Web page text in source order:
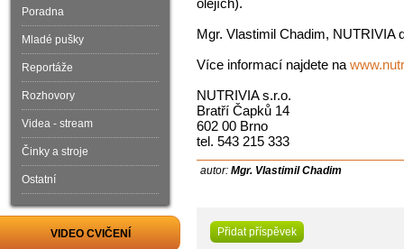
olejích).
Mgr. Vlastimil Chadim, NUTRIVIA
Více informací najdete na
NUTRIVIA s.r.o.
Bratří Čapků 14
602 00 Brno
tel. 543 215 333
autor: Mgr. Vlastimil Chadim
Přidat příspěvek
Poradna
Mladé pušky
Reportáže
Rozhovory
Videa - stream
Činky a stroje
Ostatní
VIDEO CVIČENÍ